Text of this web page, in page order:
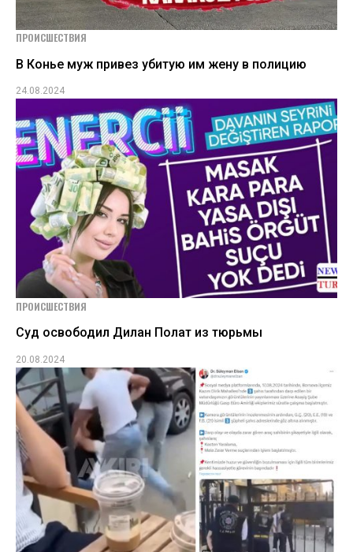
ПРОИСШЕСТВИЯ
В Конье муж привез убитую им жену в полицию
24.08.2024
ПРОИСШЕСТВИЯ
Суд освободил Дилан Полат из тюрьмы
20.08.2024